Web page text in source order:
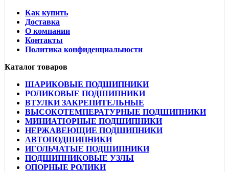
Как купить
Доставка
О компании
Контакты
Политика конфиденциальности
Каталог товаров
ШАРИКОВЫЕ ПОДШИПНИКИ
РОЛИКОВЫЕ ПОДШИПНИКИ
ВТУЛКИ ЗАКРЕПИТЕЛЬНЫЕ
ВЫСОКОТЕМПЕРАТУРНЫЕ ПОДШИПНИКИ
МИНИАТЮРНЫЕ ПОДШИПНИКИ
НЕРЖАВЕЮЩИЕ ПОДШИПНИКИ
АВТОПОДШИПНИКИ
ИГОЛЬЧАТЫЕ ПОДШИПНИКИ
ПОДШИПНИКОВЫЕ УЗЛЫ
ОПОРНЫЕ РОЛИКИ